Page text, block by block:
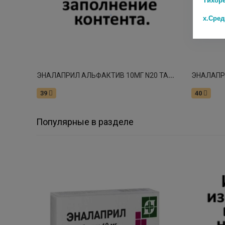
Э
НАЛАПРИЛ АЛЬФАКТИВ 10МГ N20 ТАБЛ
39 40
Популярные в разделе